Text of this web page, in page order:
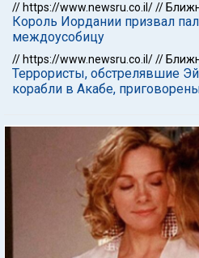
// https://www.newsru.co.il///
Король Иордании призвал
междоусобицу
// https://www.newsru.co.il///
Террористы, обстрелявшие
корабли в Акабе,